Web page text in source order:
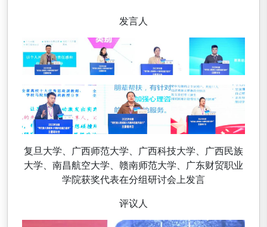
发言人
复旦大学、广西师范大学、广西科技大学、广西民族
大学、南昌航空大学、赣南师范大学、广东财贸职业
学院获奖代表在分组研讨会上发言
评议人